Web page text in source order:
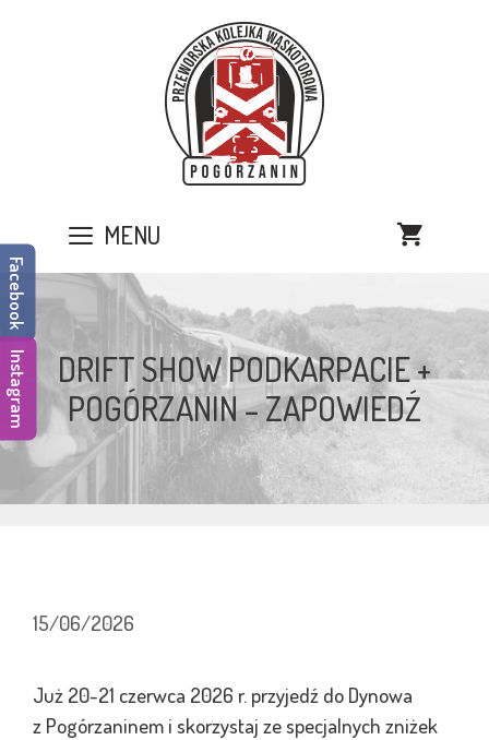
MENU
DRIFT SHOW PODKARPACIE +
POGÓRZANIN – ZAPOWIEDŹ
15/06/2026
Już 20-21 czerwca 2026 r. przyjedź do Dynowa
z Pogórzaninem i skorzystaj ze specjalnych zniżek
Facebook
Instagram